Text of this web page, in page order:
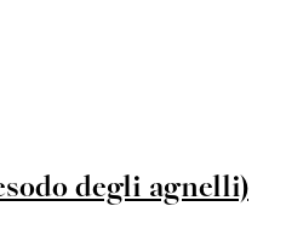
degli agnelli)